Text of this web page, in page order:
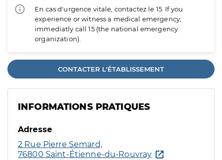
En cas d'urgence vitale, contactez le 15. If you
experience or witness a medical emergency,
immediatly call 15 (the national emergency
organization).
CONTACTER L'ÉTABLISSEMENT
INFORMATIONS PRATIQUES
Adresse
2 Rue Pierre Semard,
76800 Saint-Étienne-du-Rouvray